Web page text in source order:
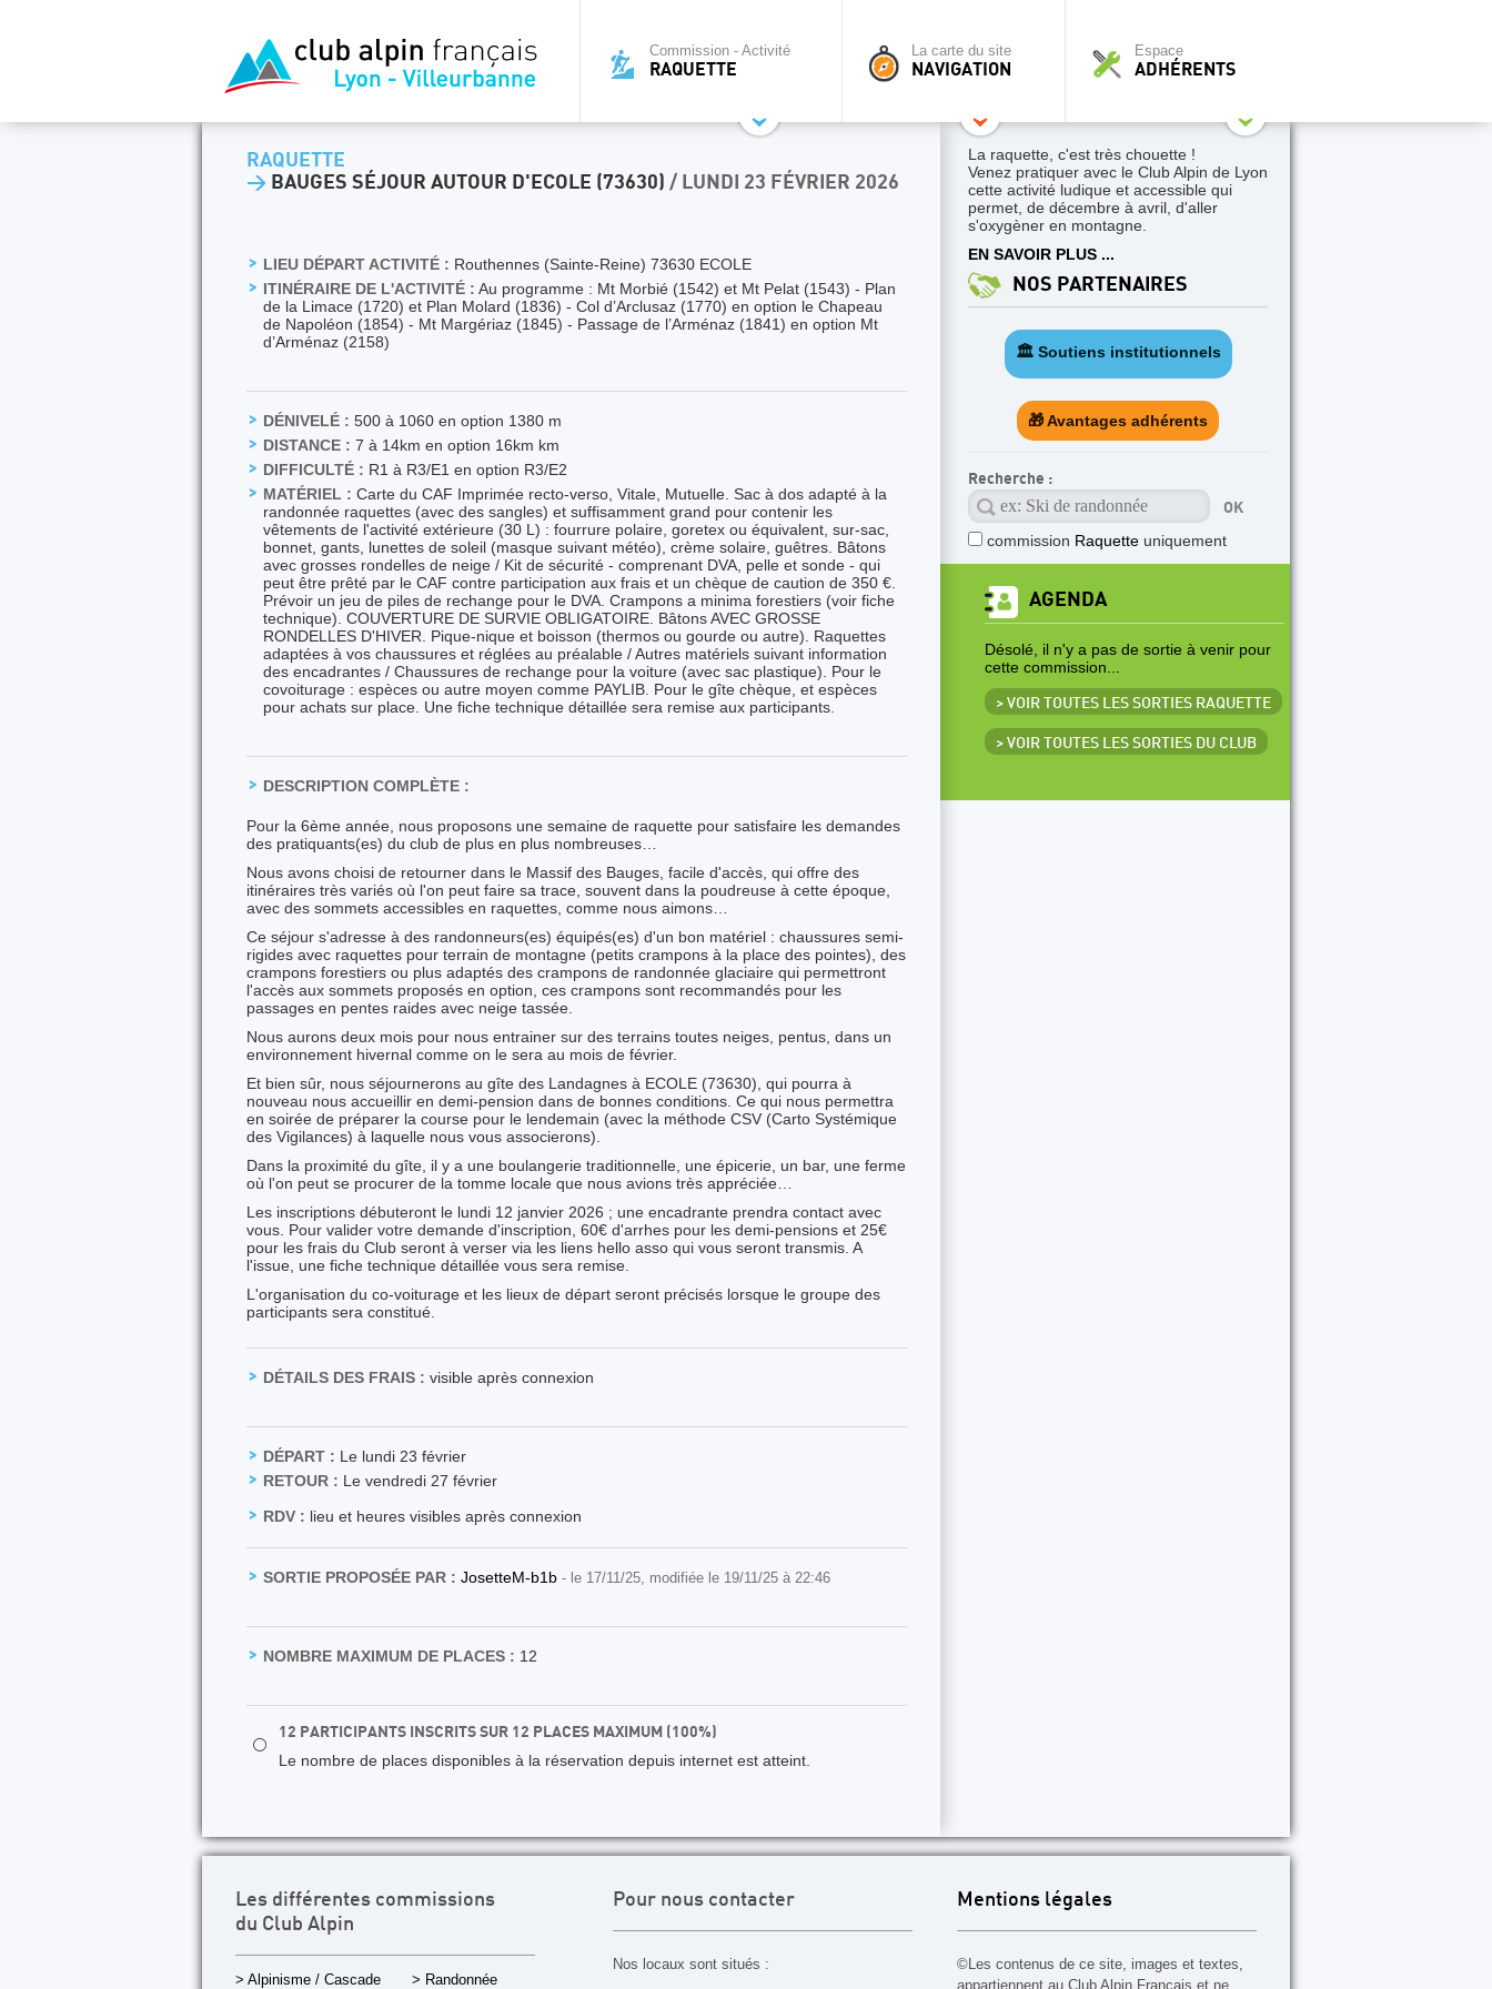
Commission - Activité
RAQUETTE
La carte du site
NAVIGATION
Espace
ADHÉRENTS
RAQUETTE
> BAUGES SÉJOUR AUTOUR D'ECOLE (73630) / LUNDI 23 FÉVRIER 2026
LIEU DÉPART ACTIVITÉ : Routhennes (Sainte-Reine) 73630 ECOLE
ITINÉRAIRE DE L'ACTIVITÉ : Au programme : Mt Morbié (1542) et Mt Pelat (1543) - Plan
de la Limace (1720) et Plan Molard (1836) - Col d’Arclusaz (1770) en option le Chapeau
de Napoléon (1854) - Mt Margériaz (1845) - Passage de l’Arménaz (1841) en option Mt
d’Arménaz (2158)
DÉNIVELÉ : 500 à 1060 en option 1380 m
DISTANCE : 7 à 14km en option 16km km
DIFFICULTÉ : R1 à R3/E1 en option R3/E2
MATÉRIEL : Carte du CAF Imprimée recto-verso, Vitale, Mutuelle. Sac à dos adapté à la
randonnée raquettes (avec des sangles) et suffisamment grand pour contenir les
vêtements de l'activité extérieure (30 L) : fourrure polaire, goretex ou équivalent, sur-sac,
bonnet, gants, lunettes de soleil (masque suivant météo), crème solaire, guêtres. Bâtons
avec grosses rondelles de neige / Kit de sécurité - comprenant DVA, pelle et sonde - qui
peut être prêté par le CAF contre participation aux frais et un chèque de caution de 350 €.
Prévoir un jeu de piles de rechange pour le DVA. Crampons a minima forestiers (voir fiche
technique). COUVERTURE DE SURVIE OBLIGATOIRE. Bâtons AVEC GROSSE
RONDELLES D'HIVER. Pique-nique et boisson (thermos ou gourde ou autre). Raquettes
adaptées à vos chaussures et réglées au préalable / Autres matériels suivant information
des encadrantes / Chaussures de rechange pour la voiture (avec sac plastique). Pour le
covoiturage : espèces ou autre moyen comme PAYLIB. Pour le gîte chèque, et espèces
pour achats sur place. Une fiche technique détaillée sera remise aux participants.
DESCRIPTION COMPLÈTE :
Pour la 6ème année, nous proposons une semaine de raquette pour satisfaire les demandes
des pratiquants(es) du club de plus en plus nombreuses…
Nous avons choisi de retourner dans le Massif des Bauges, facile d'accès, qui offre des
itinéraires très variés où l'on peut faire sa trace, souvent dans la poudreuse à cette époque,
avec des sommets accessibles en raquettes, comme nous aimons…
Ce séjour s'adresse à des randonneurs(es) équipés(es) d'un bon matériel : chaussures semi-
rigides avec raquettes pour terrain de montagne (petits crampons à la place des pointes), des
crampons forestiers ou plus adaptés des crampons de randonnée glaciaire qui permettront
l'accès aux sommets proposés en option, ces crampons sont recommandés pour les
passages en pentes raides avec neige tassée.
Nous aurons deux mois pour nous entrainer sur des terrains toutes neiges, pentus, dans un
environnement hivernal comme on le sera au mois de février.
Et bien sûr, nous séjournerons au gîte des Landagnes à ECOLE (73630), qui pourra à
nouveau nous accueillir en demi-pension dans de bonnes conditions. Ce qui nous permettra
en soirée de préparer la course pour le lendemain (avec la méthode CSV (Carto Systémique
des Vigilances) à laquelle nous vous associerons).
Dans la proximité du gîte, il y a une boulangerie traditionnelle, une épicerie, un bar, une ferme
où l'on peut se procurer de la tomme locale que nous avions très appréciée…
Les inscriptions débuteront le lundi 12 janvier 2026 ; une encadrante prendra contact avec
vous. Pour valider votre demande d'inscription, 60€ d'arrhes pour les demi-pensions et 25€
pour les frais du Club seront à verser via les liens hello asso qui vous seront transmis. A
l'issue, une fiche technique détaillée vous sera remise.
L'organisation du co-voiturage et les lieux de départ seront précisés lorsque le groupe des
participants sera constitué.
DÉTAILS DES FRAIS : visible après connexion
DÉPART : Le lundi 23 février
RETOUR : Le vendredi 27 février
RDV : lieu et heures visibles après connexion
SORTIE PROPOSÉE PAR : JosetteM-b1b - le 17/11/25, modifiée le 19/11/25 à 22:46
NOMBRE MAXIMUM DE PLACES : 12
⚪
12 PARTICIPANTS INSCRITS SUR 12 PLACES MAXIMUM (100%)
Le nombre de places disponibles à la réservation depuis internet est atteint.
La raquette, c'est très chouette !
Venez pratiquer avec le Club Alpin de Lyon
cette activité ludique et accessible qui
permet, de décembre à avril, d'aller
s'oxygèner en montagne.
EN SAVOIR PLUS ...
NOS PARTENAIRES
🏛️ Soutiens institutionnels
🎁 Avantages adhérents
Recherche :
commission Raquette uniquement
AGENDA
Désolé, il n'y a pas de sortie à venir pour
cette commission...
> VOIR TOUTES LES SORTIES RAQUETTE
> VOIR TOUTES LES SORTIES DU CLUB
Les différentes commissions
du Club Alpin
> Alpinisme / Cascade
> Randonnée
Pour nous contacter
Nos locaux sont situés :
Mentions légales
©Les contenus de ce site, images et textes,
appartiennent au Club Alpin Français et ne